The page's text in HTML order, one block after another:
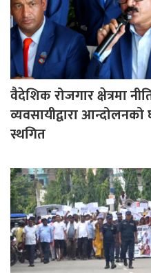
वैदेशिक रोजगार क्षेत्रमा
व्यवसायीद्वारा
स्थगित